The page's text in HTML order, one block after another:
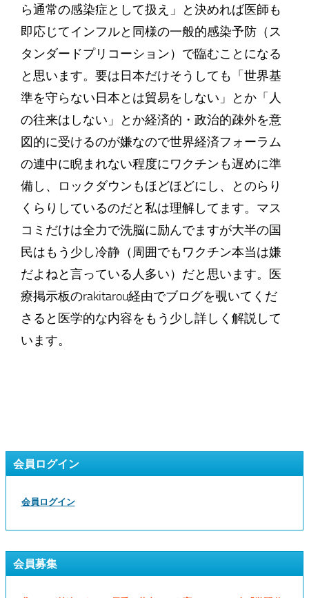
ら通常の感染症として扱え」と決めれば医師も
即応じてインフルと同様の一般的感染予防（ス
タンダードプリコーション）で臨むことになる
と思います。要は日本だけそうしても「世界基
準を守らない日本とは貿易をしない」とか「人
の往来はしない」とか経済的・政治的疎外を意
図的に受けるのが嫌なので世界経済フォーラム
の連中に睨まれない程度にワクチンも遅めに準
備し、ロックダウンもほどほどにし、とのらり
くらりしているのだと私は理解してます。マス
コミだけは全力で洗脳に励んでますが大半の国
民はもう少し冷静（周囲でもワクチン本当は嫌
だよねと言っている人多い）だと思います。医
療掲示板のrakitarou経由でブログを覗いてくだ
さると医学的な内容をもう少し詳しく解説して
います。
会員ログイン
会員ログイン
会員募集